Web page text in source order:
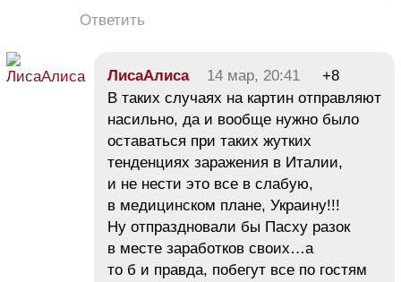
Ответить
ЛисаАлиса 14 мар, 20:41
+8
В таких случаях на картин отправляют
насильно, да и вообще нужно было
оставаться при таких жутких
тенденциях заражения в Италии,
и не нести это все в слабую,
в медицинском плане, Украину!!!
Ну отпраздновали бы Пасху разок
в месте заработков своих…а
то б и правда, побегут все по гостям